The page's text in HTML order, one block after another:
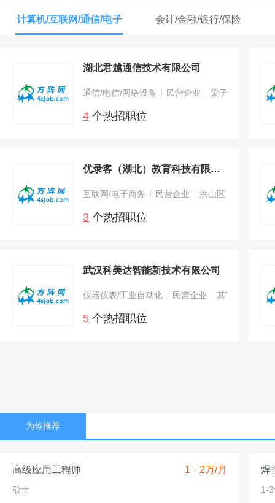
计算机/互联网/通信/电子 会计/金融/银行/保险
湖北君越通信技术有限公司
通信/电信/网络设备 民营企业 梁子湖区
4 个热招职位
优录客（湖北）教育科技有限公司
互联网/电子商务 民营企业 洪山区
3 个热招职位
武汉科美达智能新技术有限公司
仪器仪表/工业自动化 民营企业 其它区
5 个热招职位
为你推荐
高级应用工程师 1 - 2万/月
硕士
焊
1-